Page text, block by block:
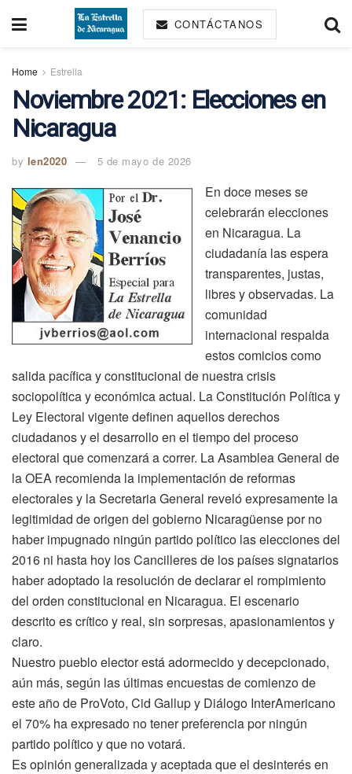
CONTÁCTANOS
Home Estrella
Noviembre 2021: Elecciones en
Nicaragua
by len2020 5 de mayo de 2026
En doce meses se
celebrarán elecciones
en Nicaragua. La
ciudadanía las espera
transparentes, justas,
libres y observadas. La
comunidad
internacional respalda
estos comicios como
salida pacífica y constitucional de nuestra crisis
sociopolítica y económica actual. La Constitución Política y
Ley Electoral vigente definen aquellos derechos
ciudadanos y el desarrollo en el tiempo del proceso
electoral que comenzará a correr. La Asamblea General de
la OEA recomienda la implementación de reformas
electorales y la Secretaria General reveló expresamente la
legitimidad de origen del gobierno Nicaragüense por no
haber impugnado ningún partido político las elecciones del
2016 ni hasta hoy los Cancilleres de los países signatarios
haber adoptado la resolución de declarar el rompimiento
del orden constitucional en Nicaragua. El escenario
descrito es crítico y real, sin sorpresas, apasionamientos y
claro.
Nuestro pueblo elector está adormecido y decepcionado,
aún más, según las últimas encuestas de comienzo de
este año de ProVoto, Cid Gallup y Diálogo InterAmericano
el 70% ha expresado no tener preferencia por ningún
partido político y que no votará.
Es opinión generalizada y aceptada que el desinterés en